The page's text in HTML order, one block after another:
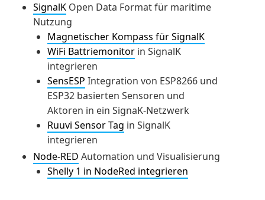
SignalK Open Data Format für maritime
Nutzung
Magnetischer Kompass für SignalK
WiFi Battriemonitor in SignalK
integrieren
SensESP Integration von ESP8266 und
ESP32 basierten Sensoren und
Aktoren in ein SignaK-Netzwerk
Ruuvi Sensor Tag in SignalK
integrieren
Node-RED Automation und Visualisierung
Shelly 1 in NodeRed integrieren